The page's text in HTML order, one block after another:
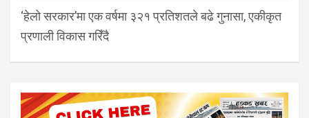
‘हेलो सरकार’मा एक वर्षमा ३२१ प्रतिशतले बढे गुनासा, एकीकृत
प्रणाली विकास गरिँदै